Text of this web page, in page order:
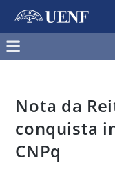
Nota da
conquista
CNPq